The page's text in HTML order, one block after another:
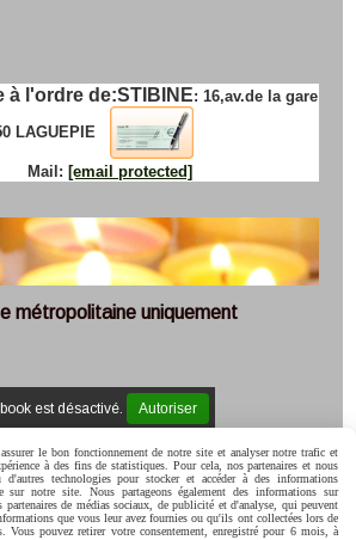
l'ordre de:STIBINE: 16,av.de la gare
LAGUEPIE
[email protected]
métropolitaine uniquement
est désactivé. Autoriser
Conditions générales de vente
Politique de
Gestion cookies Mon Compte C.G.V
le bon fonctionnement de notre site et analyser notre trafic et
à des fins de statistiques. Pour cela, nos partenaires et nous
technologies pour stocker et accéder à des informations
sur notre site. Nous partageons également des informations sur
de médias sociaux, de publicité et d'analyse, qui peuvent
que vous leur avez fournies ou qu'ils ont collectées lors de
Vous pouvez retirer votre consentement, enregistré pour 6 mois, à